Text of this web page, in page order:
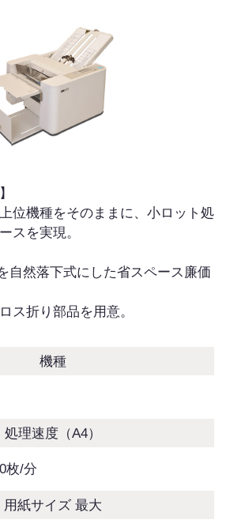
位機種をそのままに、小ロット処
スを実現。
自然落下式にした省スペース廉価
ス折り部品を用意。
機種
処理速度（A4）
枚/分
用紙サイズ 最大